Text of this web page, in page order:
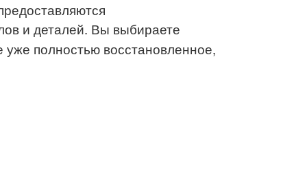
и деталей. Вы выбираете
уже полностью восстановленное,